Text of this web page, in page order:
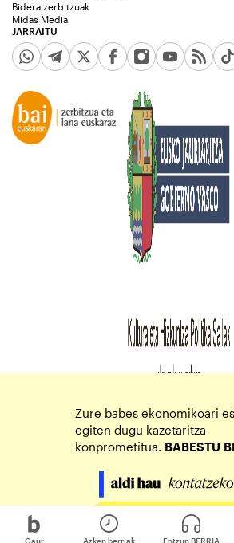
Gaur Azken berriak Entzun BERRIA
JARRAITU
Bidera zerbitzuak
Midas Media
Zure babes ekonomikoari
egiten dugu kazetaritza
konprometitua. BABESTU
Egin zure